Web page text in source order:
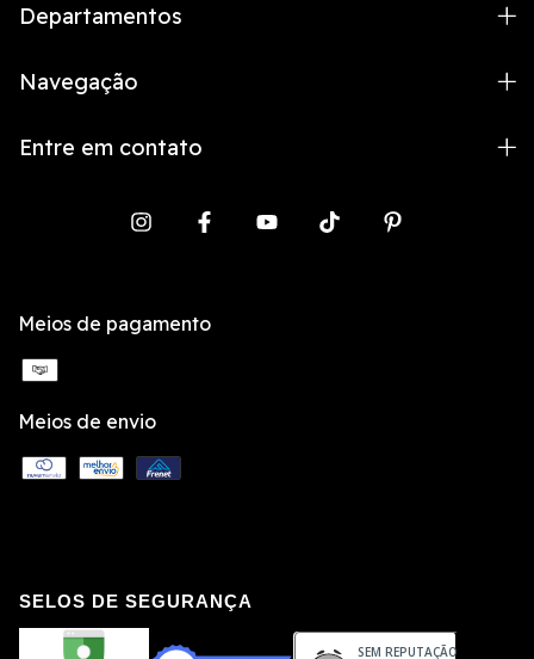
Departamentos
Navegação
Entre em contato
Meios de pagamento
Meios de envio
SELOS DE SEGURANÇA
SEM REPUTAÇÃO